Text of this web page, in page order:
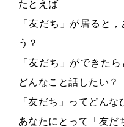
たとえば
「友だち」が居ると
う？
「友だち」ができた
どんなこと話したい？
「友だち」ってどんな
あなたにとって「友だ